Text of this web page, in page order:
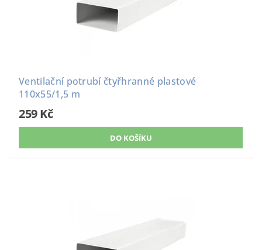
Ventilační potrubí čtyřhranné plastové
110x55/1,5 m
259 Kč